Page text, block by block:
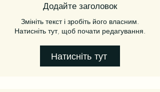
Додайте заголовок
Змініть текст і зробіть його власним.
Натисніть тут, щоб почати редагування.
Натисніть тут